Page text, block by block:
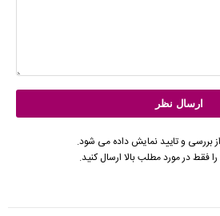
بررسی و تایید نمایش داده می شود.
فقط در مورد مطلب بالا ارسال کنید.